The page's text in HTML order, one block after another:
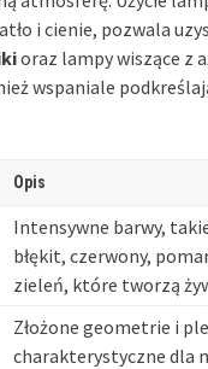
i cienie, pozwala
oraz lampy wiszące z
wspaniale
Opis
Intensywne barwy,
błękit, czerwony,
zieleń, które tworzą
Złożone geometrie i
charakterystyczne dla